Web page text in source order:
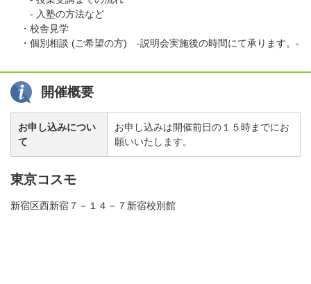
- 入塾の方法など
・校舎見学
・個別相談 (ご希望の方) -説明会実施後の時間にて承ります。-
開催概要
お申し込みについ
て
お申し込みは開催前日の１５時までにお
願いいたします。
東京コスモ
新宿区西新宿７－１４－７新宿校別館